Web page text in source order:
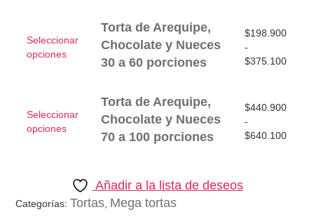
múltiples
variantes.
opciones
en
la
Seleccionar
opcionesEste
producto
múltiples
variantes.
opciones
elegir
en
la
Torta de Arequipe,
Chocolate y Nueces
30 a 60 porciones
$198.900
-
$375.100
Seleccionar
opcionesEste
producto
variantes.
Las
opciones
Torta de Arequipe,
Chocolate y Nueces
70 a 100 porciones
$440.900
-
$640.100
Añadir a la lista de deseos
Categorías:Tortas Mega tortas